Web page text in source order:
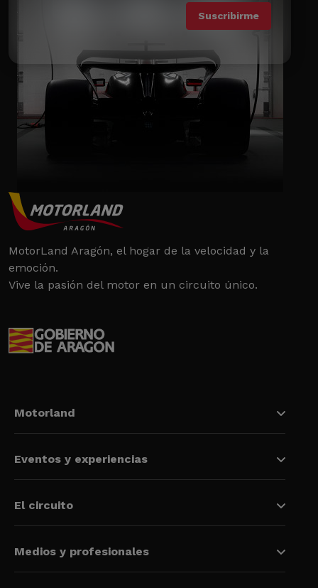
MotorLand Aragón, el hogar de la velocidad y la
emoción.
Vive la pasión del motor en un circuito único.
Motorland
Eventos y experiencias
El circuito
Medios y profesionales